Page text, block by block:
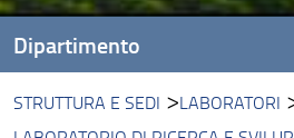
STRUTTURA E SEDI LABORATORI
Dipartimento
Presentazione